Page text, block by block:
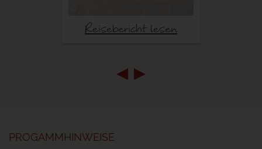
Reisebericht lesen
PROGAMMHINWEISE